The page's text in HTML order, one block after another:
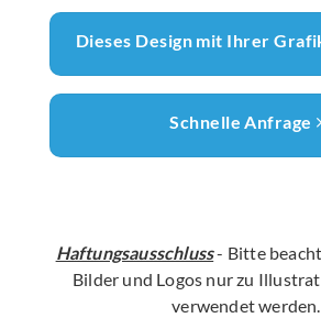
Dieses Design mit Ihrer
Schnelle Anfrage
Haftungsausschluss- Bitte
Bilder und Logos nur zu
verwendet werden.